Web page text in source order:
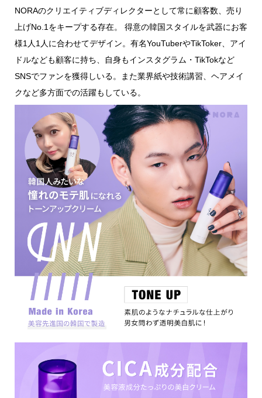
NORAのクリエイティブディレクターとして常に顧客数、売り
上げNo.1をキープする存在。 得意の韓国スタイルを武器にお客
様1人1人に合わせてデザイン。有名YouTuberやTikToker、アイ
ドルなども顧客に持ち、自身もインスタグラム・TikTokなど
SNSでファンを獲得しいる。また業界紙や技術講習、ヘアメイ
クなど多方面での活躍もしている。